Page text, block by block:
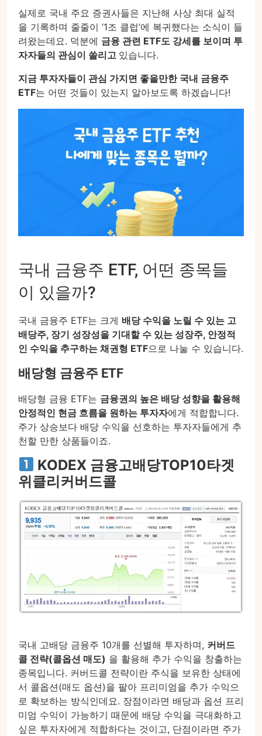
실제로 국내 주요 증권사들은 지난해 사상 최대 실적
을 기록하며 줄줄이 ‘1조 클럽’에 복귀했다는 소식이 들
려왔는데요. 덕분에 금융 관련 ETF도 강세를 보이며 투
자자들의 관심이 쏠리고 있습니다.
지금 투자자들이 관심 가지면 좋을만한 국내 금융주
ETF는 어떤 것들이 있는지 알아보도록 하겠습니다!
국내 금융주 ETF, 어떤 종목들
이 있을까?
국내 금융주 ETF는 크게 배당 수익을 노릴 수 있는 고
배당주, 장기 성장성을 기대할 수 있는 성장주, 안정적
인 수익을 추구하는 채권형 ETF으로 나눌 수 있습니다.
배당형 금융주 ETF
배당형 금융 ETF는 금융권의 높은 배당 성향을 활용해
안정적인 현금 흐름을 원하는 투자자에게 적합합니다.
주가 상승보다 배당 수익을 선호하는 투자자들에게 추
천할 만한 상품들이죠.
KODEX 금융고배당TOP10타겟
위클리커버드콜
국내 고배당 금융주 10개를 선별해 투자하며, 커버드
콜 전략(콜옵션 매도) 을 활용해 추가 수익을 창출하는
종목입니다. 커버드콜 전략이란 주식을 보유한 상태에
서 콜옵션(매도 옵션)을 팔아 프리미엄을 추가 수익으
로 확보하는 방식인데요. 장점이라면 배당과 옵션 프리
미엄 수익이 가능하기 때문에 배당 수익을 극대화하고
싶은 투자자에게 적합하다는 것이고, 단점이라면 주가